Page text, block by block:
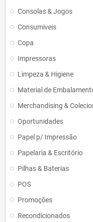
Consolas & Jogos
Consumiveis
Copa
Impressoras
Limpeza & Higiene
Material de
Merchandising &
Oportunidades
Papel p/ Impressão
Papelaria & Escritório
Pilhas & Baterias
POS
Promoções
Recondicionados